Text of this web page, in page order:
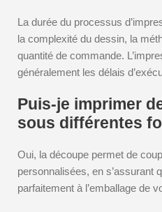
La durée du processus
la complexité du dessin, la
quantité de commande.
généralement les délais
Puis-je imprimer
sous différentes
Oui, la découpe permet de
personnalisées, en s’assurant
parfaitement à l’emballage de